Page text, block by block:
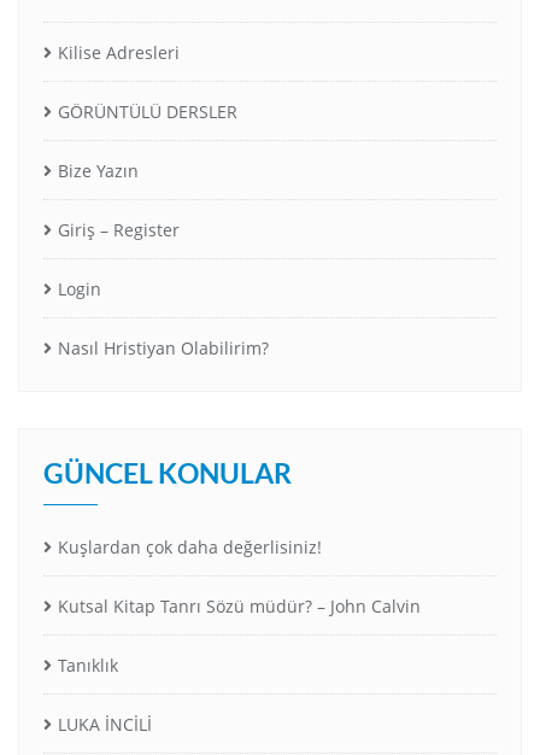
Kilise Adresleri
GÖRÜNTÜLÜ DERSLER
Bize Yazın
Giriş – Register
Login
Nasıl Hristiyan Olabilirim?
GÜNCEL KONULAR
Kuşlardan çok daha değerlisiniz!
Kutsal Kitap Tanrı Sözü müdür? – John Calvin
Tanıklık
LUKA İNCİLİ